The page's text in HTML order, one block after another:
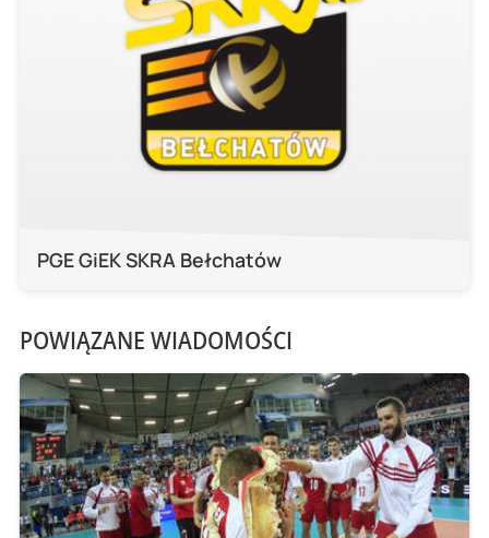
PGE GiEK SKRA Bełchatów
POWIĄZANE WIADOMOŚCI